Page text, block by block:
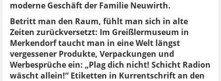
moderne Geschäft der Familie Neuwirth.
Betritt man den Raum, fühlt man sich in alte
Zeiten zurückversetzt: Im Greißlermuseum in
Merkendorf taucht man in eine Welt längst
vergessener Produkte, Verpackungen und
Werbesprüche ein: „Plag dich nicht! Schicht Radion
wäscht allein!“ Etiketten in Kurrentschrift an den